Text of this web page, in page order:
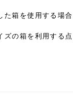
た箱を使用する場合
ズの箱を利用する点